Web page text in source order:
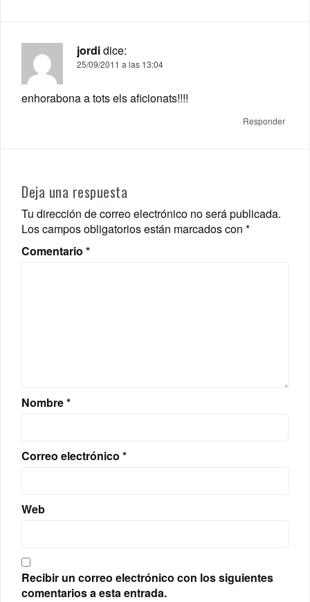
jordidice:
25/09/2011 a las 13:04
enhorabona a tots els aficionats!!!!
Responder
Deja una respuesta
Tu dirección de correo electrónico no será publicada.
Los campos obligatorios están marcados con *
Comentario *
Nombre*
Correo electrónico *
Web
Recibir un correo electrónico con los siguientes
comentarios a esta entrada.